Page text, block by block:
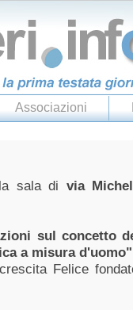
Associazioni
sala di via
sul concetto
a misura d'uomo"
Felice